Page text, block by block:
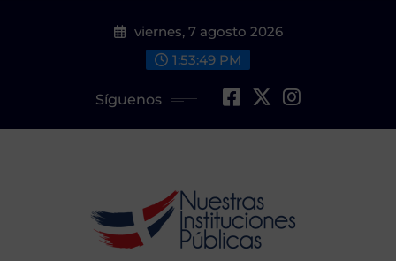
viernes, 7 agosto 2026
1:53:50 PM
Síguenos